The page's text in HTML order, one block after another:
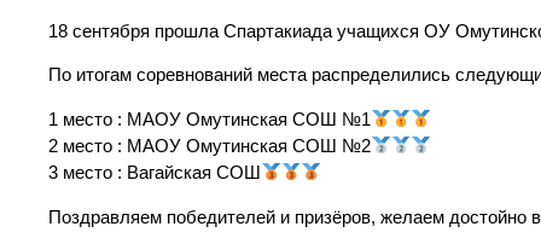
18 сентября прошла Спартакиада учащихся ОУ
По итогам соревнований места распределились
1 место : МАОУ Омутинская СОШ №1
2 место : МАОУ Омутинская СОШ №2
3 место : Вагайская СОШ
Поздравляем победителей и призёров, желаем достойно